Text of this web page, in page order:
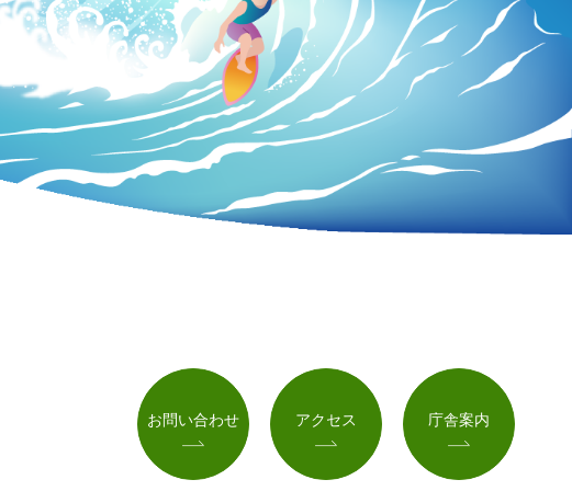
お問い合わせ アクセス 庁舎案内